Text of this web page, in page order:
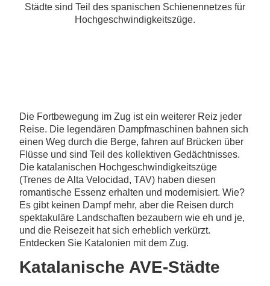
Städte sind Teil des spanischen Schienennetzes für
Hochgeschwindigkeitszüge.
Die Fortbewegung im Zug ist ein weiterer Reiz jeder
Reise. Die legendären Dampfmaschinen bahnen sich
einen Weg durch die Berge, fahren auf Brücken über
Flüsse und sind Teil des kollektiven Gedächtnisses.
Die katalanischen Hochgeschwindigkeitszüge
(Trenes de Alta Velocidad, TAV) haben diesen
romantische Essenz erhalten und modernisiert. Wie?
Es gibt keinen Dampf mehr, aber die Reisen durch
spektakuläre Landschaften bezaubern wie eh und je,
und die Reisezeit hat sich erheblich verkürzt.
Entdecken Sie Katalonien mit dem Zug.
Katalanische AVE-Städte